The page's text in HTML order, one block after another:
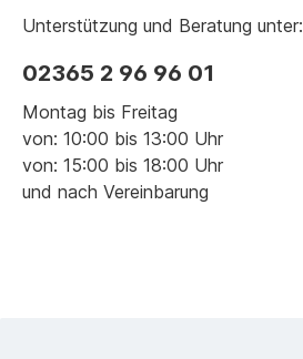
Unterstützung und Beratung unter:
02365 2 96 96 01
Montag bis Freitag
von: 10:00 bis 13:00 Uhr
von: 15:00 bis 18:00 Uhr
und nach Vereinbarung